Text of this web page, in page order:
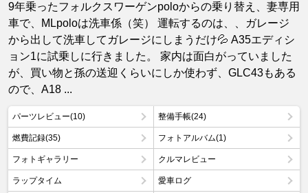
9年乗ったフォルクスワーゲンpoloからの乗り替え、妻専用
車で、MLpoloは洗車係（笑） 運転するのは、、ガレージ
から出して洗車してガレージにしまうだけ💦 A35エディシ
ョン1に試乗しに行きました。 家内は面白がっていました
が、買い物と孫の送迎くらいにしか使わず、GLC43もある
ので、A18 ...
パーツレビュー(10) 整備手帳(24)
燃費記録(35) フォトアルバム(1)
フォトギャラリー クルマレビュー
ラップタイム 愛車ログ